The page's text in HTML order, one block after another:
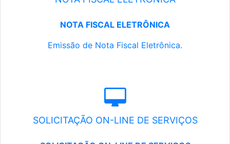
NOTA FISCAL ELETRÔNICA
Emissão de Nota Fiscal Eletrônica.
SOLICITAÇÃO ON-LINE DE SERVIÇOS